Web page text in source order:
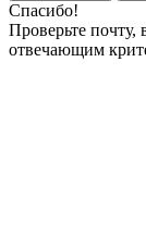
Спасибо!
Проверьте почту,
отвечающим